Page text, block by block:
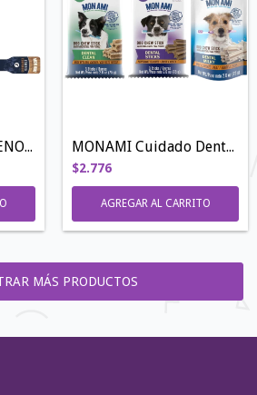
Palito esófago RELLENO - S y L MONAMI Cuidado Dental | 75GR
$2.776
AGREGAR AL CARRITO
MÁS PRODUCTOS